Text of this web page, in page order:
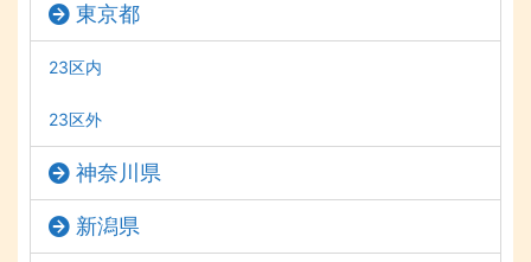
東京都
23区内
23区外
神奈川県
新潟県